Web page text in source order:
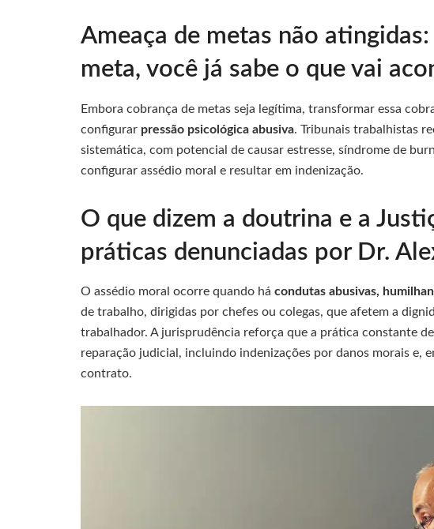
Ameaça de metas não atingidas:
meta, você já sabe o que vai
Embora cobrança de metas seja legítima, transformar essa
configurar pressão psicológica abusiva. Tribunais trabalhistas
sistemática, com potencial de causar estresse, síndrome de
configurar assédio moral e resultar em indenização.
O que dizem a doutrina e a
práticas denunciadas por Dr.
O assédio moral ocorre quando há condutas abusivas,
de trabalho, dirigidas por chefes ou colegas, que afetem a
trabalhador. A jurisprudência reforça que a prática constante
reparação judicial, incluindo indenizações por danos morais e,
contrato.